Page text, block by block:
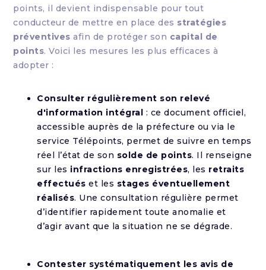
points, il devient indispensable pour tout
conducteur de mettre en place des stratégies
préventives afin de protéger son capital de
points. Voici les mesures les plus efficaces à
adopter :
Consulter régulièrement son relevé
d'information intégral : ce document officiel,
accessible auprès de la préfecture ou via le
service Télépoints, permet de suivre en temps
réel l’état de son solde de points. Il renseigne
sur les infractions enregistrées, les retraits
effectués et les stages éventuellement
réalisés. Une consultation régulière permet
d’identifier rapidement toute anomalie et
d’agir avant que la situation ne se dégrade.
Contester systématiquement les avis de